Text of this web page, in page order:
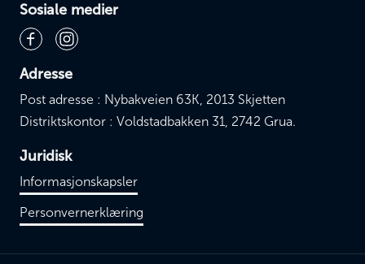
Sosiale medier
Adresse
Post adresse : Nybakveien 63K, 2013 Skjetten
Distriktskontor : Voldstadbakken 31, 2742 Grua.
Juridisk
Informasjonskapsler
Personvernerklæring